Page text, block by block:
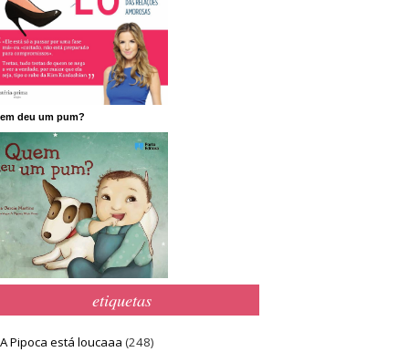
deu um pum?
etiquetas
A Pipoca está loucaaa (248)